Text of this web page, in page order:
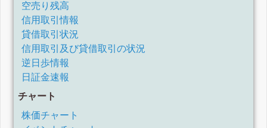
空売り残高
信用取引情報
貸借取引状況
信用取引及び貸借取引の状況
逆日歩情報
日証金速報
チャート
株価チャート